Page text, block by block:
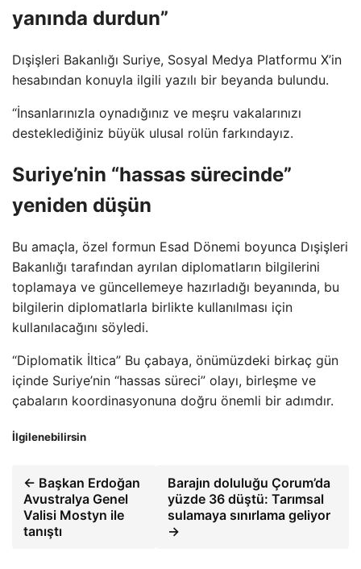
yanında durdun”
Dışişleri Bakanlığı Suriye, Sosyal Medya Platformu X’in
hesabından konuyla ilgili yazılı bir beyanda bulundu.
“İnsanlarınızla oynadığınız ve meşru vakalarınızı
desteklediğiniz büyük ulusal rolün farkındayız.
Suriye’nin “hassas sürecinde”
yeniden düşün
Bu amaçla, özel formun Esad Dönemi boyunca Dışişleri
Bakanlığı tarafından ayrılan diplomatların bilgilerini
toplamaya ve güncellemeye hazırladığı beyanında, bu
bilgilerin diplomatlarla birlikte kullanılması için
kullanılacağını söyledi.
“Diplomatik İltica” Bu çabaya, önümüzdeki birkaç gün
içinde Suriye’nin “hassas süreci” olayı, birleşme ve
çabaların koordinasyonuna doğru önemli bir adımdır.
İlgilenebilirsin
← Başkan Erdoğan
Avustralya Genel
Valisi Mostyn ile
tanıştı
Barajın doluluğu Çorum’da
yüzde 36 düştü: Tarımsal
sulamaya sınırlama geliyor
→